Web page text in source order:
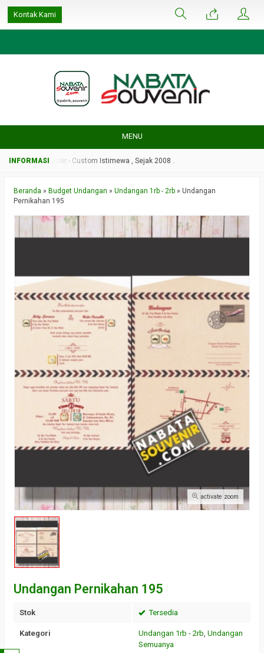
google-site-
verification=ulGFAYaRwT3xFs4fCyDEYtZPCSlyYvbOPvhRRObUW-A
Kontak Kami
MENU
Nabata Souvenir - Custom Istimewa , Sejak 2008 .
Beranda » Budget Undangan » Undangan 1rb - 2rb » Undangan
Pernikahan 195
activate zoom
Undangan Pernikahan 195
Stok Tersedia
Kategori Undangan 1rb - 2rb, Undangan
Semuanya